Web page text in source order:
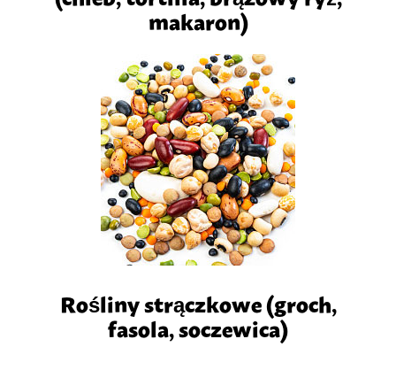
makaron)
Rośliny strączkowe (groch,
fasola, soczewica)